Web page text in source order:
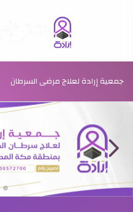
جمعية إرادة لعلاج مرضى السرطان